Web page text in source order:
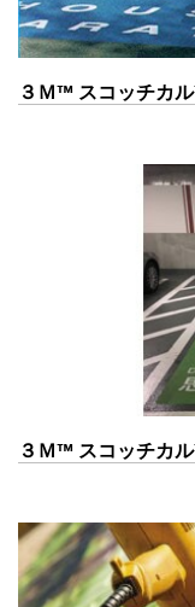
３Ｍ™ スコッチカ
３Ｍ™ スコッチカ